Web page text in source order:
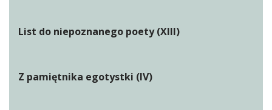
List do niepoznanego poety (XIII)
Z pamiętnika egotystki (IV)